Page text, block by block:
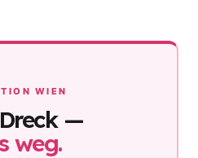
WIEN
—
weg.